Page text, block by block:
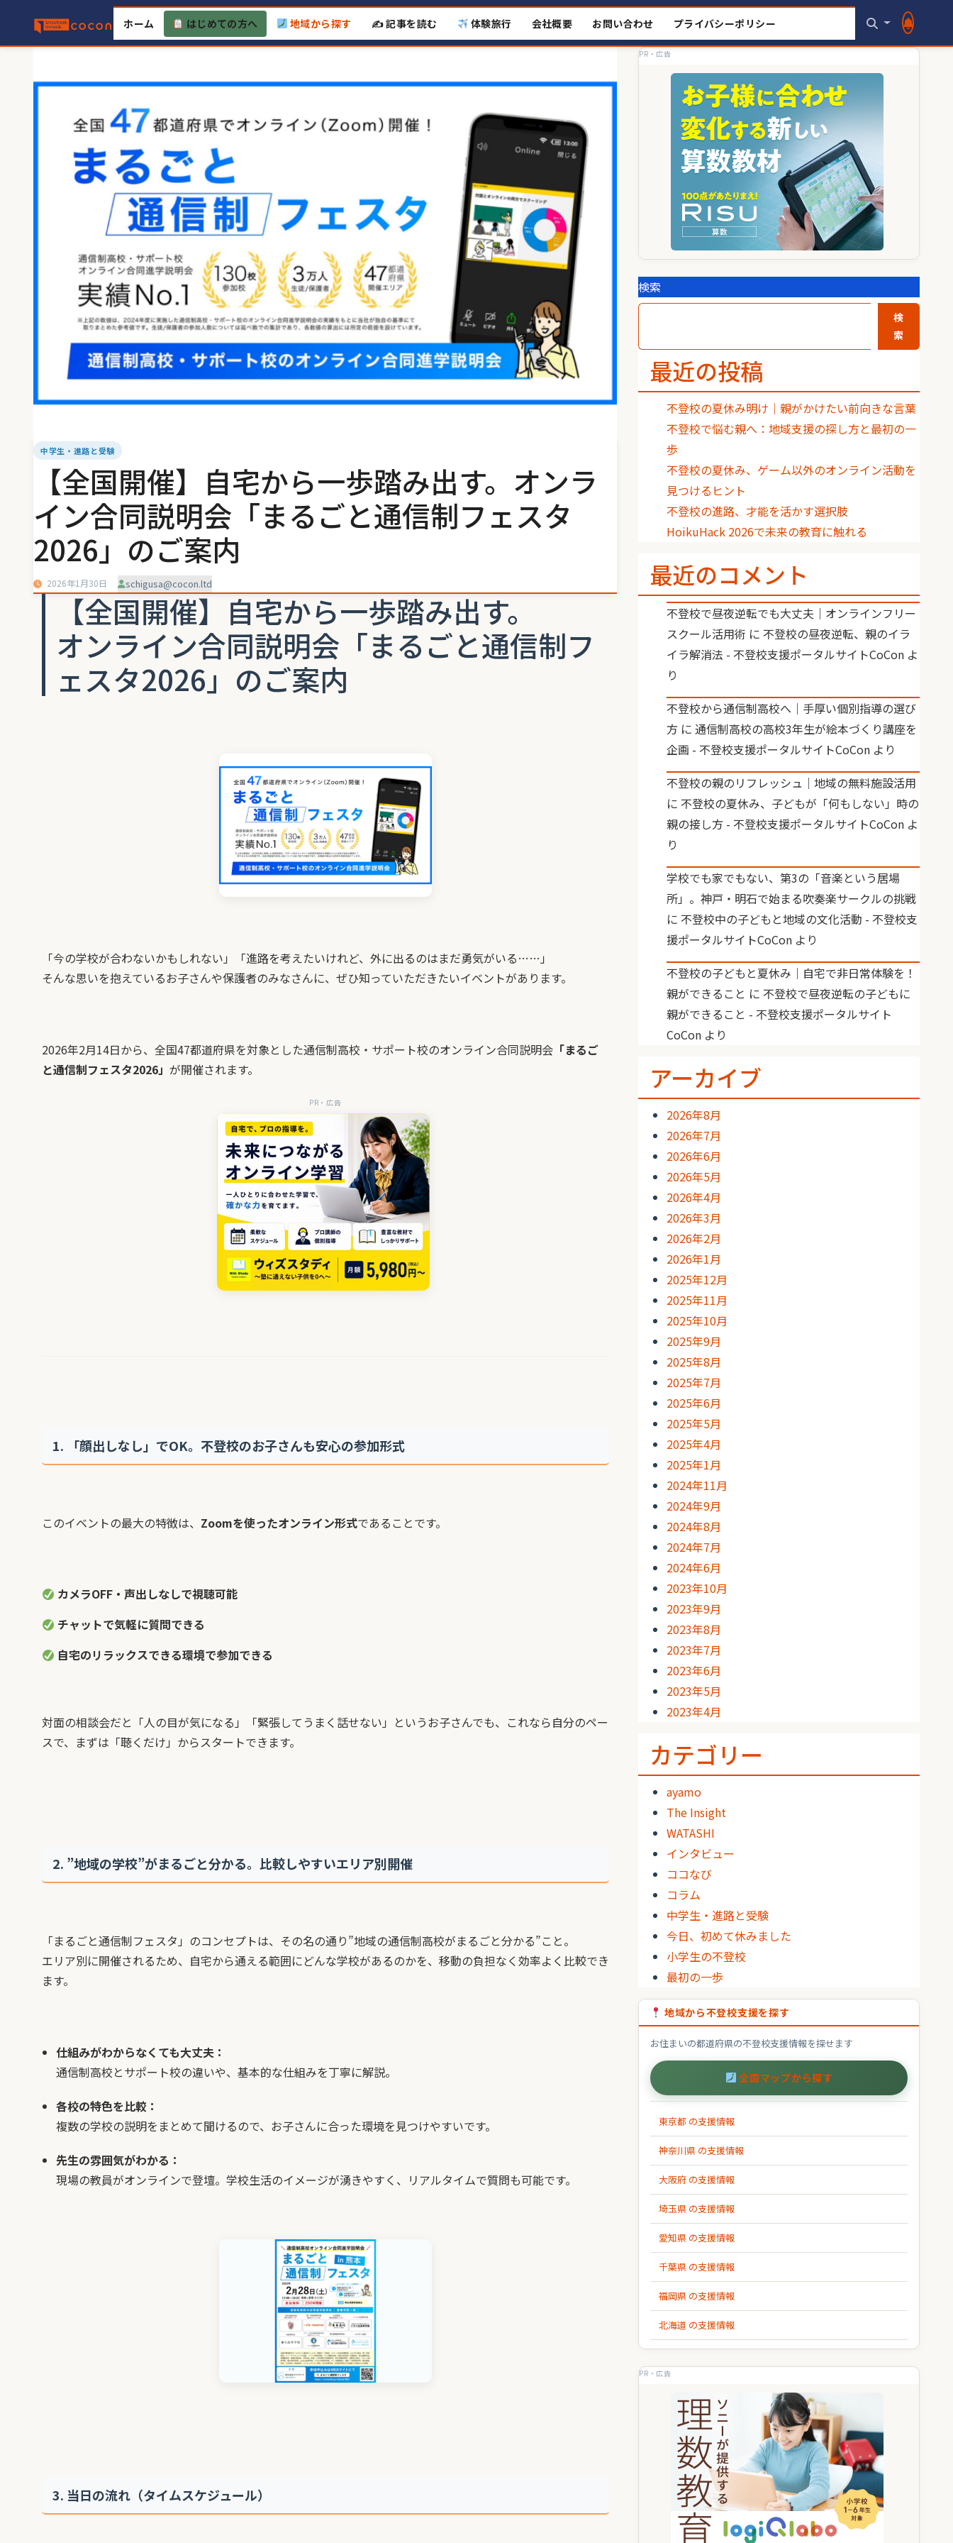
content
ホーム はじめての方へ 地域から探す ✍️ 記事を読む 体験旅行 会社概要 お問い合わせ プライバシーポリシー
中学生・進路と受験
【全国開催】自宅から一歩踏み出す。オンラ
イン合同説明会「まるごと通信制フェスタ
2026」のご案内
2026年1月30日 schigusa@cocon.ltd
【全国開催】自宅から一歩踏み出す。
オンライン合同説明会「まるごと通信制フ
ェスタ2026」のご案内
「今の学校が合わないかもしれない」「進路を考えたいけれど、外に出るのはまだ勇気がいる……」
そんな思いを抱えているお子さんや保護者のみなさんに、ぜひ知っていただきたいイベントがあります。
2026年2月14日から、全国47都道府県を対象とした通信制高校・サポート校のオンライン合同説明会「まるご
と通信制フェスタ2026」 が開催されます。
PR・広告
1. 「顔出しなし」でOK。不登校のお子さんも安心の参加形式
このイベントの最大の特徴は、 Zoomを使ったオンライン形式であることです。
カメラOFF・声出しなしで視聴可能
チャットで気軽に質問できる
自宅のリラックスできる環境で参加できる
対面の相談会だと「人の目が気になる」「緊張してうまく話せない」というお子さんでも、これなら自分のペー
スで、まずは「聴くだけ」からスタートできます。
2. ”地域の学校”がまるごと分かる。比較しやすいエリア別開催
「まるごと通信制フェスタ」のコンセプトは、その名の通り”地域の通信制高校がまるごと分かる”こと。
エリア別に開催されるため、自宅から通える範囲にどんな学校があるのかを、移動の負担なく効率よく比較でき
ます。
仕組みがわからなくても大丈夫：
通信制高校とサポート校の違いや、基本的な仕組みを丁寧に解説。
各校の特色を比較：
複数の学校の説明をまとめて聞けるので、お子さんに合った環境を見つけやすいです。
先生の雰囲気がわかる：
現場の教員がオンラインで登壇。学校生活のイメージが湧きやすく、リアルタイムで質問も可能です。
3. 当日の流れ（タイムスケジュール）
PR・広告
検索
検
索
最近の投稿
不登校の夏休み明け｜親がかけたい前向きな言葉
不登校で悩む親へ：地域支援の探し方と最初の一
歩
不登校の夏休み、ゲーム以外のオンライン活動を
見つけるヒント
不登校の進路、才能を活かす選択肢
HoikuHack 2026で未来の教育に触れる
最近のコメント
不登校で昼夜逆転でも大丈夫｜オンラインフリー
スクール活用術 に 不登校の昼夜逆転、親のイラ
イラ解消法 - 不登校支援ポータルサイトCoCon よ
り
不登校から通信制高校へ｜手厚い個別指導の選び
方 に通信制高校の高校3年生が絵本づくり講座を
企画 - 不登校支援ポータルサイトCoCon より
不登校の親のリフレッシュ｜地域の無料施設活用
に 不登校の夏休み、子どもが「何もしない」時の
親の接し方 - 不登校支援ポータルサイトCoCon よ
り
学校でも家でもない、第3の「音楽という居場
所」。神戸・明石で始まる吹奏楽サークルの挑戦
に 不登校中の子どもと地域の文化活動 - 不登校支
援ポータルサイトCoCon より
不登校の子どもと夏休み｜自宅で非日常体験を！
親ができること に 不登校で昼夜逆転の子どもに
親ができること - 不登校支援ポータルサイト
CoCon より
アーカイブ
2026年8月
2026年7月
2026年6月
2026年5月
2026年4月
2026年3月
2026年2月
2026年1月
2025年12月
2025年11月
2025年10月
2025年9月
2025年8月
2025年7月
2025年6月
2025年5月
2025年4月
2025年1月
2024年11月
2024年9月
2024年8月
2024年7月
2024年6月
2023年10月
2023年9月
2023年8月
2023年7月
2023年6月
2023年5月
2023年4月
カテゴリー
ayamo
The Insight
WATASHI
インタビュー
ココなび
コラム
中学生・進路と受験
今日、初めて休みました
小学生の不登校
最初の一歩
地域から不登校支援を探す
お住まいの都道府県の不登校支援情報を探せます
全国マップから探す
東京都 の支援情報
神奈川県 の支援情報
大阪府 の支援情報
埼玉県 の支援情報
愛知県 の支援情報
千葉県 の支援情報
福岡県 の支援情報
北海道 の支援情報
PR・広告